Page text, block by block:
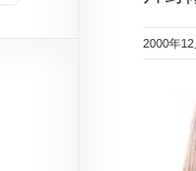
2000年